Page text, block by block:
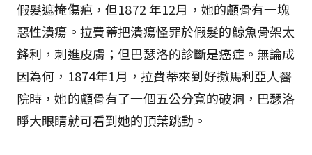
假髮遮掩傷疤，但1872 年12月，她的顱骨有一塊
惡性潰瘍。拉費蒂把潰瘍怪罪於假髮的鯨魚骨架太
鋒利，刺進皮膚；但巴瑟洛的診斷是癌症。無論成
因為何，1874年1月，拉費蒂來到好撒馬利亞人醫
院時，她的顱骨有了一個五公分寬的破洞，巴瑟洛
睜大眼睛就可看到她的頂葉跳動。